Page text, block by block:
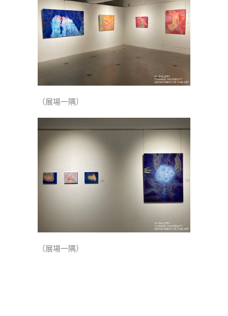
（展場一隅）
（展場一隅）